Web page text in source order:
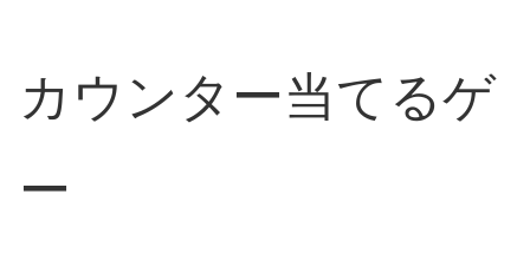
カウンター当てるゲ
ー